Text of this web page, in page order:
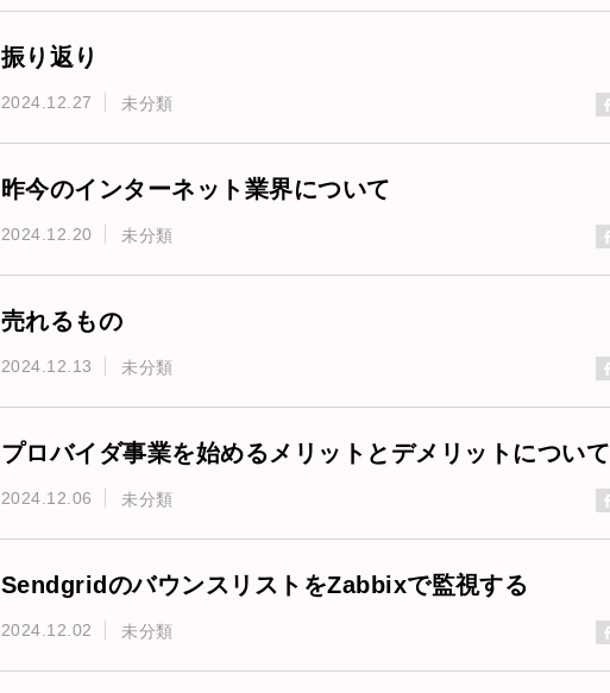
振り返り
2024.12.27 未分類
昨今のインターネット業界について
2024.12.20 未分類
売れるもの
2024.12.13 未分類
プロバイダ事業を始めるメリットとデメリットについて
2024.12.06 未分類
SendgridのバウンスリストをZabbixで監視する
2024.12.02 未分類